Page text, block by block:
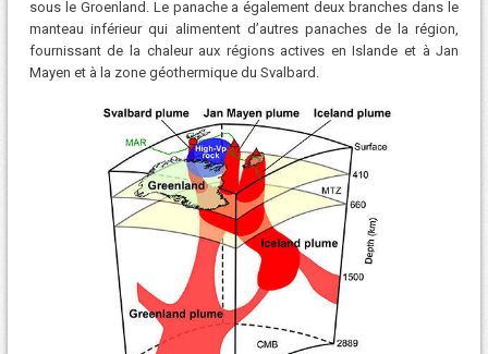
sous le Groenland. Le panache a également deux branches dans le
manteau inférieur qui alimentent d’autres panaches de la région,
fournissant de la chaleur aux régions actives en Islande et à Jan
Mayen et à la zone géothermique du Svalbard.